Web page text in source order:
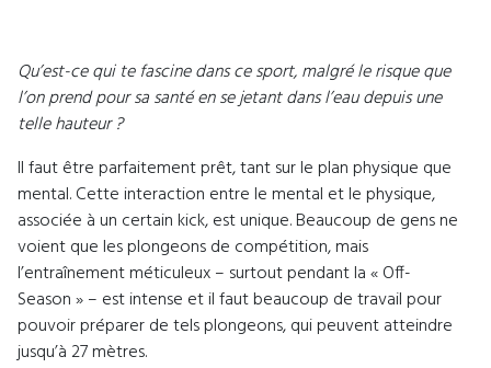
Qu’est-ce qui te fascine dans ce sport, malgré le risque que
l’on prend pour sa santé en se jetant dans l’eau depuis une
telle hauteur ?
Il faut être parfaitement prêt, tant sur le plan physique que
mental. Cette interaction entre le mental et le physique,
associée à un certain kick, est unique. Beaucoup de gens ne
voient que les plongeons de compétition, mais
l’entraînement méticuleux – surtout pendant la « Off-
Season » – est intense et il faut beaucoup de travail pour
pouvoir préparer de tels plongeons, qui peuvent atteindre
jusqu’à 27 mètres.